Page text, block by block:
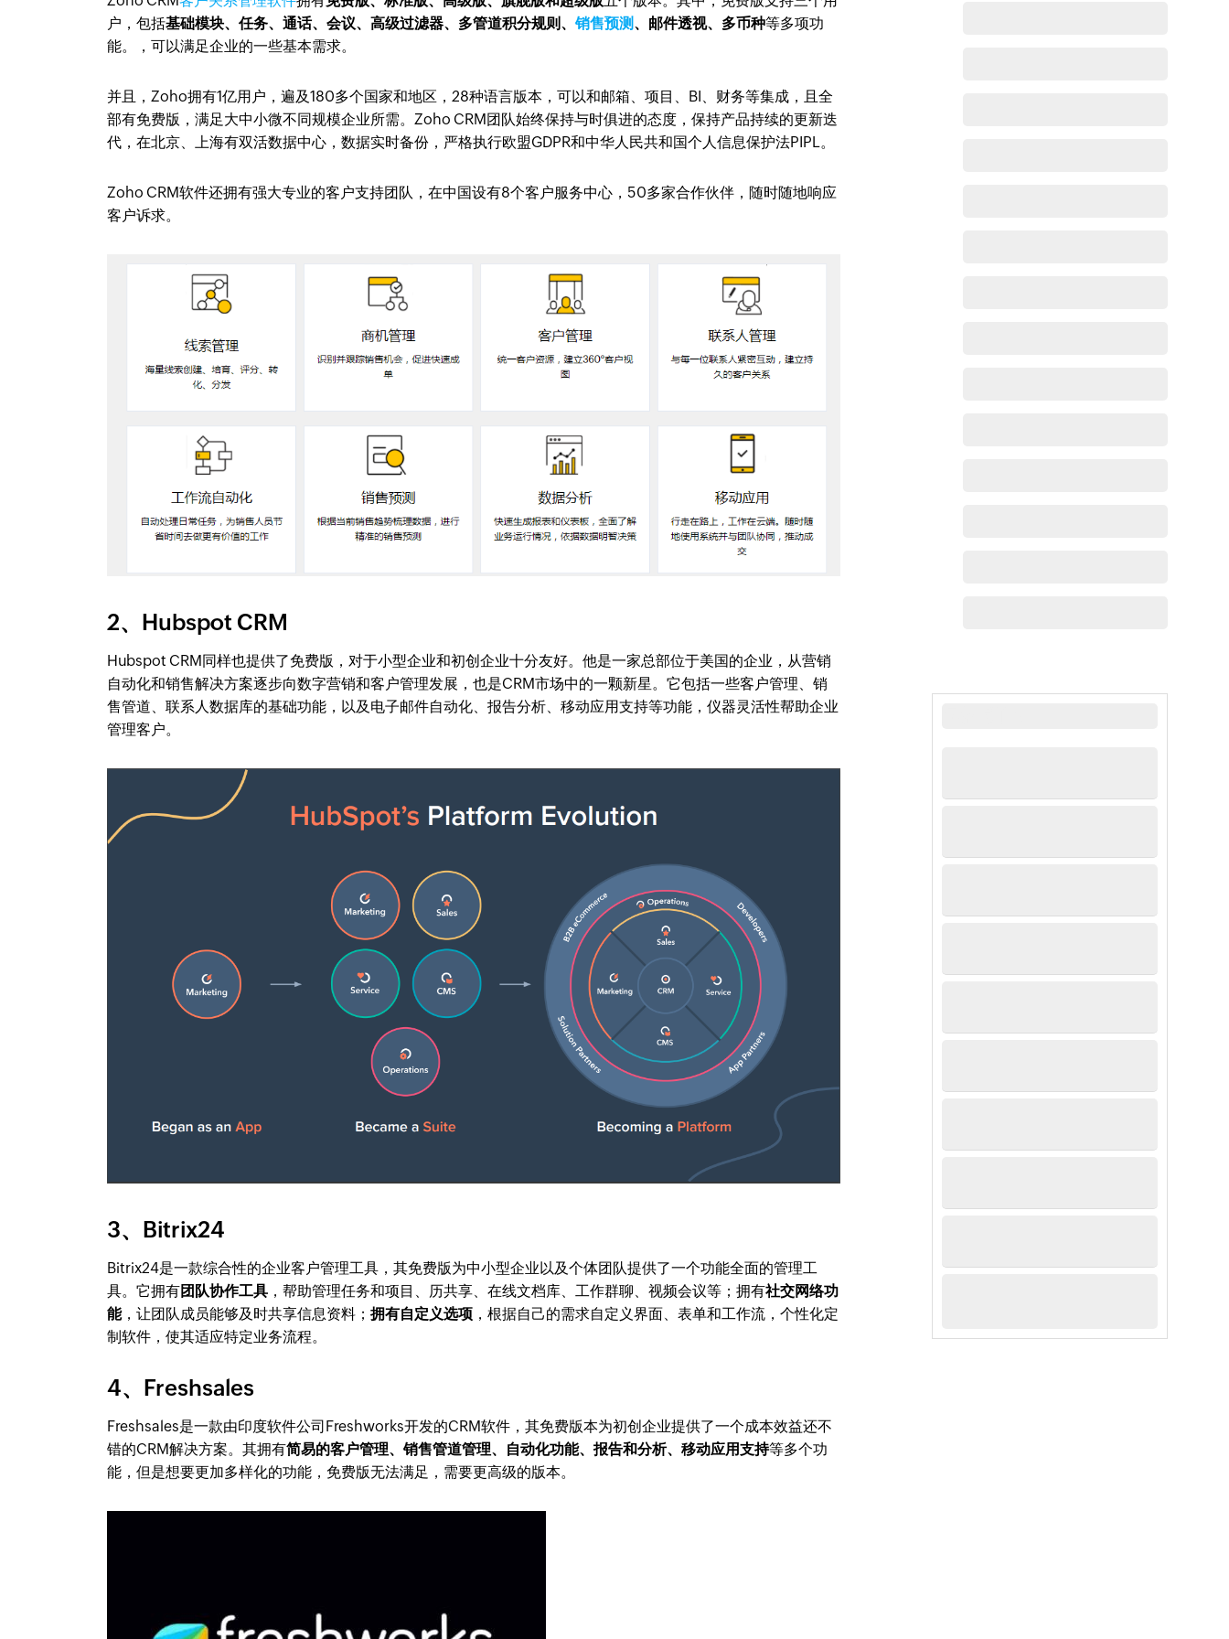
户，包括基础模块、任务、通话、会议、高级过滤器、多管道积分规则、销售预测 、邮件透视、多币种等多项功
能。，可以满足企业的一些基本需求。
并且，Zoho拥有1亿用户，遍及180多个国家和地区，28种语言版本，可以和邮箱、项目、BI、财务等集成，且全
部有免费版，满足大中小微不同规模企业所需。Zoho CRM团队始终保持与时俱进的态度，保持产品持续的更新迭
代，在北京、上海有双活数据中心，数据实时备份，严格执行欧盟GDPR和中华人民共和国个人信息保护法PIPL。
Zoho CRM软件还拥有强大专业的客户支持团队，在中国设有8个客户服务中心，50多家合作伙伴，随时随地响应
客户诉求。
2、Hubspot CRM
Hubspot CRM同样也提供了免费版，对于小型企业和初创企业十分友好。他是一家总部位于美国的企业，从营销
自动化和销售解决方案逐步向数字营销和客户管理发展，也是CRM市场中的一颗新星。它包括一些客户管理、销
售管道、联系人数据库的基础功能，以及电子邮件自动化、报告分析、移动应用支持等功能，仪器灵活性帮助企业
管理客户。
3、Bitrix24
Bitrix24是一款综合性的企业客户管理工具，其免费版为中小型企业以及个体团队提供了一个功能全面的管理工
具。它拥有团队协作工具 ，帮助管理任务和项目、历共享、在线文档库、工作群聊、视频会议等；拥有社交网络功
能，让团队成员能够及时共享信息资料；拥有自定义选项 ，根据自己的需求自定义界面、表单和工作流，个性化定
制软件，使其适应特定业务流程。
4、Freshsales
Freshsales是一款由印度软件公司Freshworks开发的CRM软件，其免费版本为初创企业提供了一个成本效益还不
错的CRM解决方案。其拥有简易的客户管理、销售管道管理、自动化功能、报告和分析、移动应用支持等多个功
能，但是想要更加多样化的功能，免费版无法满足，需要更高级的版本。